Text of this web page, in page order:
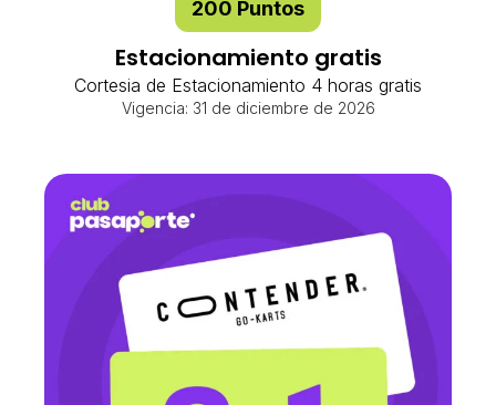
200 Puntos
Estacionamiento gratis
Cortesia de Estacionamiento 4 horas gratis
Vigencia: 31 de diciembre de 2026